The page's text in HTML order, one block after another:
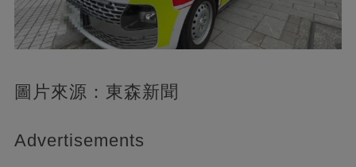
圖片來源：東森新聞
Advertisements